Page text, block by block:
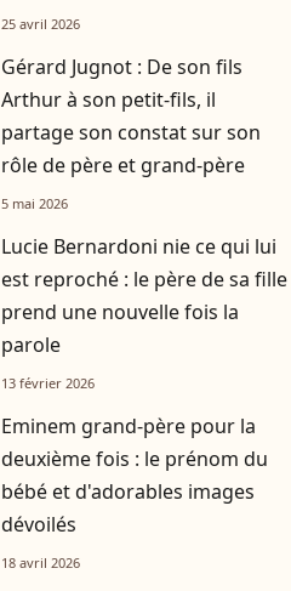
ne m’ont rien laissé"
25 avril 2026
Gérard Jugnot : De son fils
Arthur à son petit-fils, il
partage son constat sur son
rôle de père et grand-père
5 mai 2026
Lucie Bernardoni nie ce qui lui
est reproché : le père de sa fille
prend une nouvelle fois la
parole
13 février 2026
Eminem grand-père pour la
deuxième fois : le prénom du
bébé et d'adorables images
dévoilés
18 avril 2026